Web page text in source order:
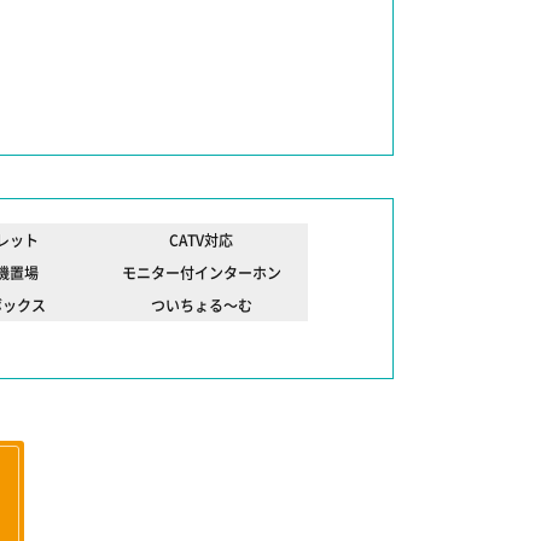
ット
CATV対応
置場
モニター付インターホン
クス
ついちょる～む